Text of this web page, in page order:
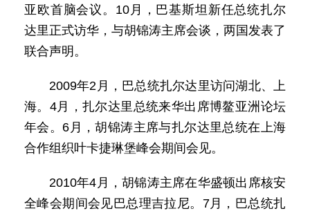
亚欧首脑会议。10月，巴基斯坦新任总统扎尔
达里正式访华，与胡锦涛主席会谈，两国发表了
联合声明。
2009年2月，巴总统扎尔达里访问湖北、上
海。4月，扎尔达里总统来华出席博鳌亚洲论坛
年会。6月，胡锦涛主席与扎尔达里总统在上海
合作组织叶卡捷琳堡峰会期间会见。
2010年4月，胡锦涛主席在华盛顿出席核安
全峰会期间会见巴总理吉拉尼。7月，巴总统扎